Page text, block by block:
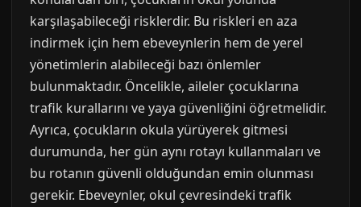
karşılaşabileceği risklerdir. Bu riskleri en aza
indirmek için hem ebeveynlerin hem de yerel
yönetimlerin alabileceği bazı önlemler
bulunmaktadır. Öncelikle, aileler çocuklarına
trafik kurallarını ve yaya güvenliğini öğretmelidir.
Ayrıca, çocukların okula yürüyerek gitmesi
durumunda, her gün aynı rotayı kullanmaları ve
bu rotanın güvenli olduğundan emin olunması
gerekir. Ebeveynler, okul çevresindeki trafik